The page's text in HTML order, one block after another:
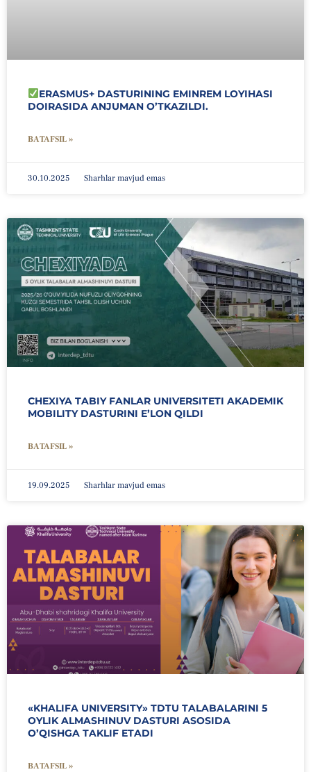
ERASMUS+ DASTURINING EMINREM LOYIHASI
DOIRASIDA ANJUMAN O’TKAZILDI.
BATAFSIL »
30.10.2025 Sharhlar mavjud emas
CHEXIYA TABIY FANLAR UNIVERSITETI AKADEMIK
MOBILITY DASTURINI E’LON QILDI
BATAFSIL »
19.09.2025 Sharhlar mavjud emas
«KHALIFA UNIVERSITY» TDTU TALABALARINI 5
OYLIK ALMASHINUV DASTURI ASOSIDA
O’QISHGA TAKLIF ETADI
BATAFSIL »